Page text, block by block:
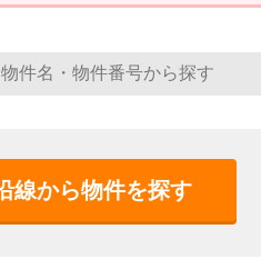
線から物件を探す